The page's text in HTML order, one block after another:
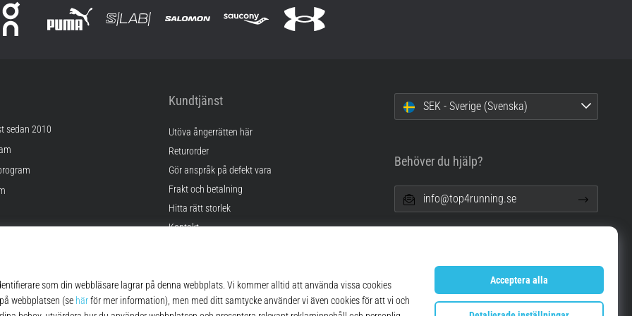
sedan 2010
Kundtjänst
Utöva ångerrätten här
Returorder
Gör anspråk på defekt vara
Frakt och betalning
Hitta rätt storlek
Kontakt
SEK - Sverige (Svenska)
Behöver du hjälp?
info@top4running.se